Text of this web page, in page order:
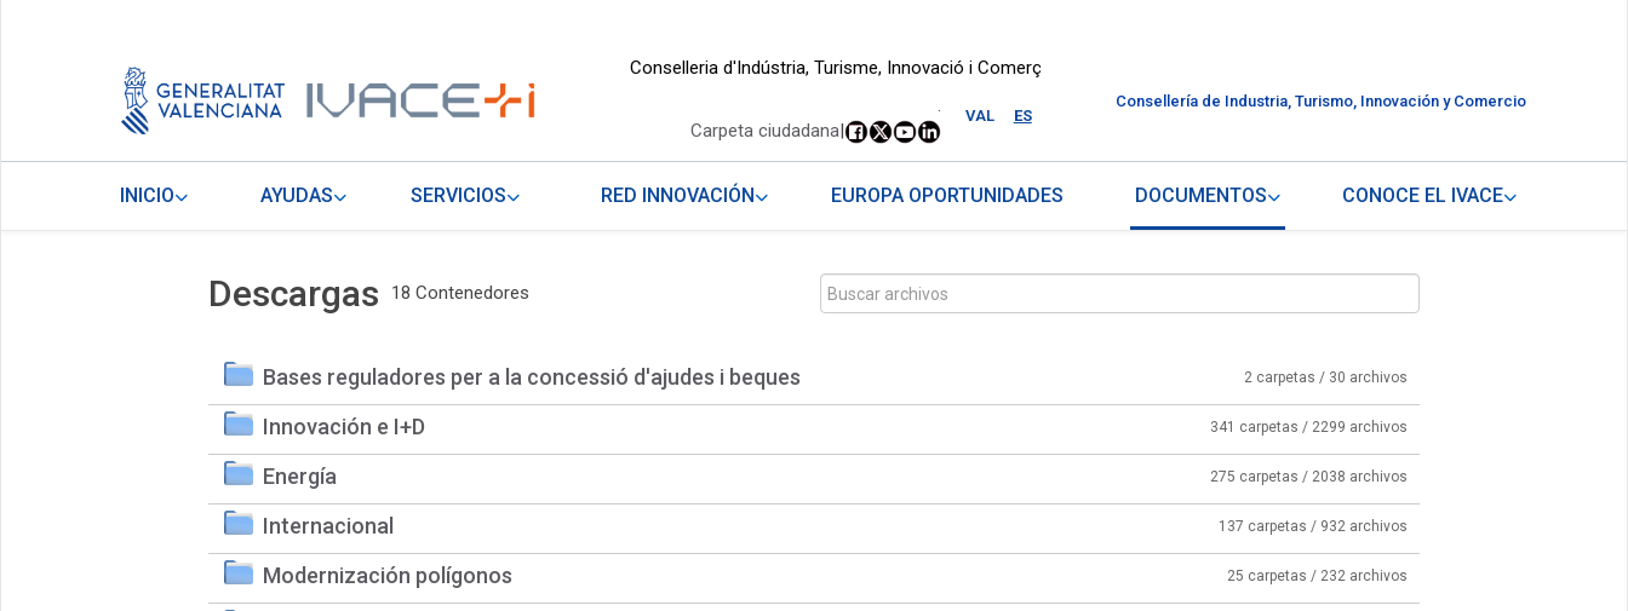
Conselleria d'Indústria, Turisme, Innovació i Comerç
VAL ES
.
Carpeta ciudadana|
Consellería de Industria, Turismo, Innovación y Comercio
INICIO AYUDAS SERVICIOS RED INNOVACIÓN EUROPA OPORTUNIDADES DOCUMENTOS CONOCE EL IVACE
Descargas 18 Contenedores
Bases reguladores per a la concessió d'ajudes i beques 2 carpetas / 30 archivos
Innovación e I+D 341 carpetas / 2299 archivos
Energía 275 carpetas / 2038 archivos
Internacional 137 carpetas / 932 archivos
Modernización polígonos 25 carpetas / 232 archivos